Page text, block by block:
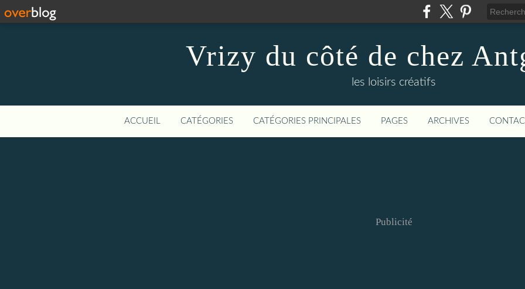
Vrizy du côté de chez
les loisirs créatifs
ACCUEIL CATÉGORIES CATÉGORIES PRINCIPALES PAGES ARCHIVES
Publicité